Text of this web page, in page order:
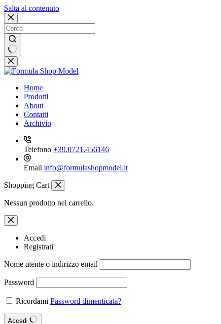
Salta al contenuto
Nessun
risultato
Home
Prodotti
About
Contatti
Archivio
Telefono +39.0721.456146
Email info@formulashopmodel.it
Shopping Cart
Nessun prodotto nel carrello.
Accedi
Registrati
Nome utente o indirizzo email
Password
Ricordami Password dimenticata?
Accedi